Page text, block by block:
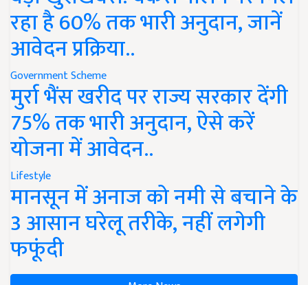
रहा है 60% तक भारी अनुदान, जानें
आवेदन प्रक्रिया..
Government Scheme
मुर्रा भैंस खरीद पर राज्य सरकार देंगी
75% तक भारी अनुदान, ऐसे करें
योजना में आवेदन..
Lifestyle
मानसून में अनाज को नमी से बचाने के
3 आसान घरेलू तरीके, नहीं लगेगी
फफूंदी